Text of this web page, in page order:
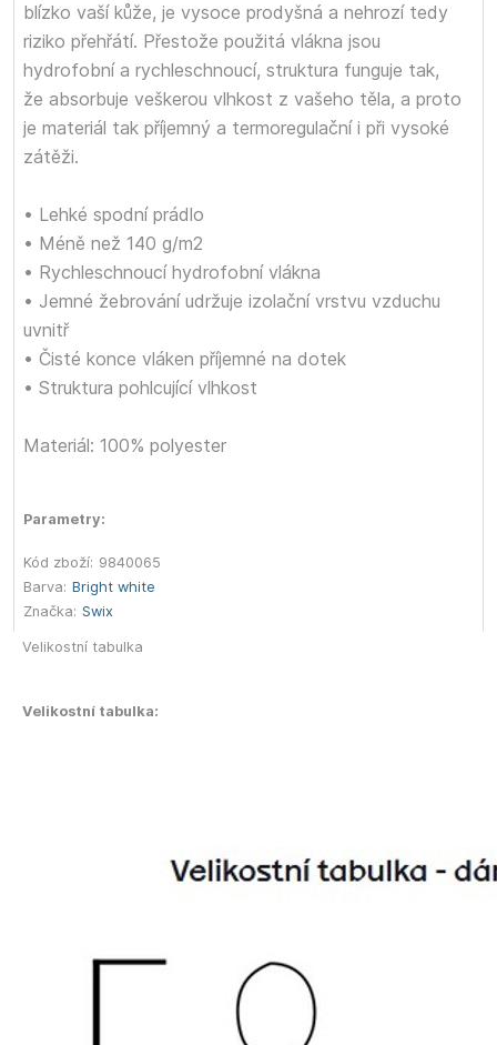
blízko vaší kůže, je vysoce prodyšná a nehrozí tedy
riziko přehřátí. Přestože použitá vlákna jsou
hydrofobní a rychleschnoucí, struktura funguje tak,
že absorbuje veškerou vlhkost z vašeho těla, a proto
je materiál tak příjemný a termoregulační i při vysoké
zátěži.
• Lehké spodní prádlo
• Méně než 140 g/m2
• Rychleschnoucí hydrofobní vlákna
• Jemné žebrování udržuje izolační vrstvu vzduchu
uvnitř
• Čisté konce vláken příjemné na dotek
• Struktura pohlcující vlhkost
Materiál: 100% polyester
Parametry:
Kód zboží: 9840065
Barva: Bright white
Značka: Swix
Velikostní tabulka
Velikostní tabulka: